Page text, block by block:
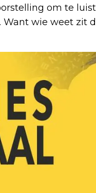
om te
wie weet zit